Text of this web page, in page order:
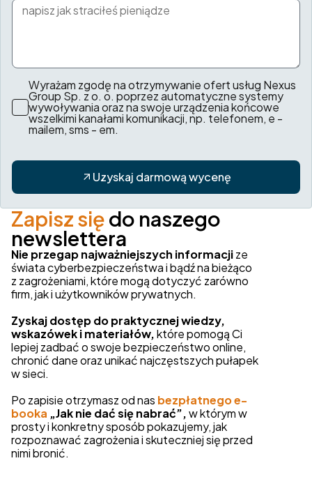
Wyrażam zgodę na otrzymywanie ofert usług Nexus
Group Sp. z o. o. poprzez automatyczne systemy
wywoływania oraz na swoje urządzenia końcowe
wszelkimi kanałami komunikacji, np. telefonem, e -
mailem, sms - em.
Uzyskaj darmową wycenę
Zapisz siędo naszego
newslettera
Nie przegap najważniejszych informacjize
świata cyberbezpieczeństwa i bądź na bieżąco
z zagrożeniami, które mogą dotyczyć zarówno
firm, jak i użytkowników prywatnych.
Zyskaj dostęp do praktycznej wiedzy,
wskazówek i materiałów,które pomogą Ci
lepiej zadbać o swoje bezpieczeństwo online,
chronić dane oraz unikać najczęstszych pułapek
w sieci.
Po zapisie otrzymasz od nas bezpłatnego e-
booka „Jak nie dać się nabrać”,w którym w
prosty i konkretny sposób pokazujemy, jak
rozpoznawać zagrożenia i skuteczniej się przed
nimi bronić.